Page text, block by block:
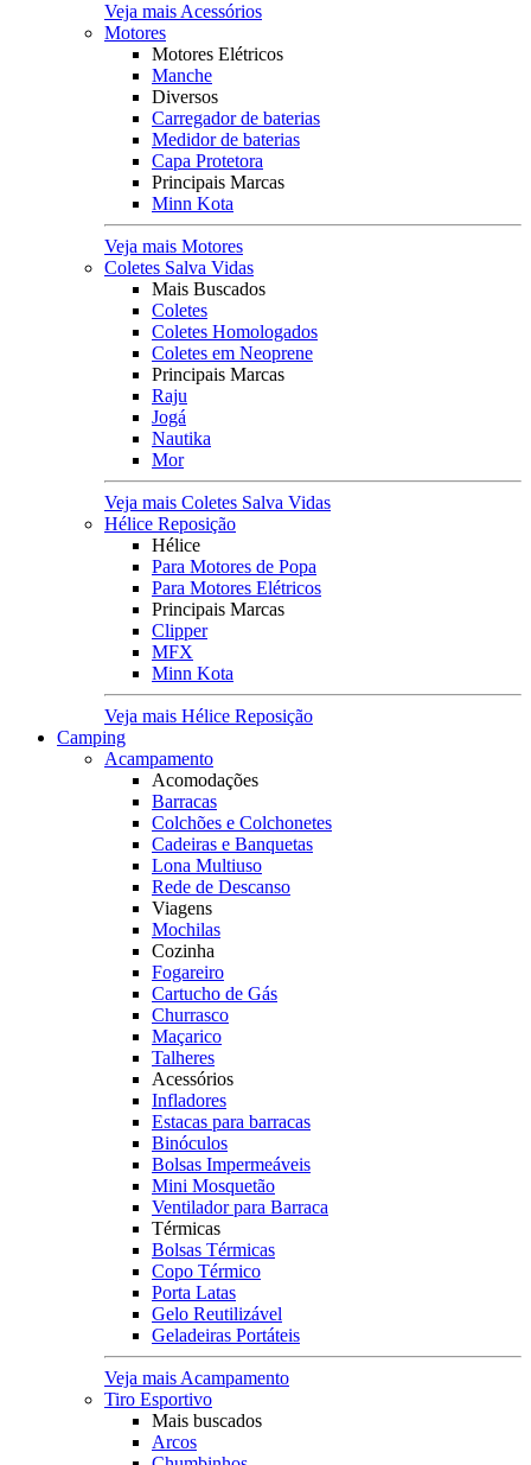
Veja mais Acessórios
Motores
Motores Elétricos
Manche
Diversos
Carregador de baterias
Medidor de baterias
Capa Protetora
Principais Marcas
Minn Kota
Veja mais Motores
Coletes Salva Vidas
Mais Buscados
Coletes
Coletes Homologados
Coletes em Neoprene
Principais Marcas
Raju
Jogá
Nautika
Mor
Veja mais Coletes Salva Vidas
Hélice Reposição
Hélice
Para Motores de Popa
Para Motores Elétricos
Principais Marcas
Clipper
MFX
Minn Kota
Veja mais Hélice Reposição
Camping
Acampamento
Acomodações
Barracas
Colchões e Colchonetes
Cadeiras e Banquetas
Lona Multiuso
Rede de Descanso
Viagens
Mochilas
Cozinha
Fogareiro
Cartucho de Gás
Churrasco
Maçarico
Talheres
Acessórios
Infladores
Estacas para barracas
Binóculos
Bolsas Impermeáveis
Mini Mosquetão
Ventilador para Barraca
Térmicas
Bolsas Térmicas
Copo Térmico
Porta Latas
Gelo Reutilizável
Geladeiras Portáteis
Veja mais Acampamento
Tiro Esportivo
Mais buscados
Arcos